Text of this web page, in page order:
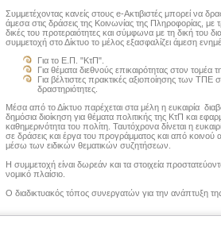
Συμμετέχοντας κανείς στους e-Ακτιβιστές μπορεί να
άμεσα στις δράσεις της Κοινωνίας της Πληροφορίας, με
δικές του προτεραιότητες και σύμφωνα με τη δική του
συμμετοχή στο Δίκτυο το μέλος εξασφαλίζει άμεση
Για το Ε.Π. "ΚτΠ".
Για θέματα διεθνούς επικαιρότητας στον τομέα
Για βέλτιστες πρακτικές αξιοποίησης των ΤΠΕ
δραστηριότητες.
Μέσα από το Δίκτυο παρέχεται στα μέλη η ευκαιρία
δημόσια διοίκηση για θέματα πολιτικής της ΚτΠ και
καθημερινότητα του πολίτη. Ταυτόχρονα δίνεται η
σε δράσεις και έργα του προγράμματος και από
μέσω των ειδικών θεματικών συζητήσεων.
Η συμμετοχή είναι δωρεάν και τα στοιχεία
νομικό πλαίσιο.
Ο διαδικτυακός τόπος συνεργατών για την ανάπτυξη